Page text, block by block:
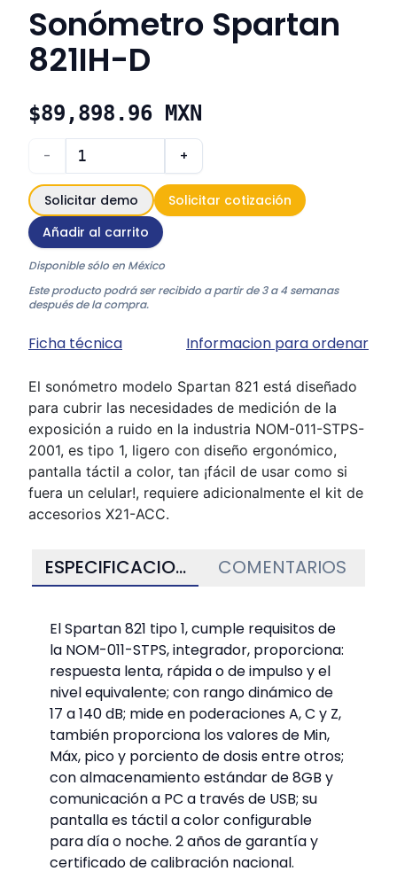
Sonómetro Spartan
821IH-D
$89,898.96 MXN
- +
Solicitar demo
Solicitar cotización
Añadir al carrito
Disponible sólo en México
Este producto podrá ser recibido a partir de 3 a 4 semanas
después de la compra.
Ficha técnica Informacion para ordenar
El sonómetro modelo Spartan 821 está diseñado
para cubrir las necesidades de medición de la
exposición a ruido en la industria NOM-011-STPS-
2001, es tipo 1, ligero con diseño ergonómico,
pantalla táctil a color, tan ¡fácil de usar como si
fuera un celular!, requiere adicionalmente el kit de
accesorios X21-ACC.
ESPECIFICACIONES COMENTARIOS
El Spartan 821 tipo 1, cumple requisitos de
la NOM-011-STPS, integrador, proporciona:
respuesta lenta, rápida o de impulso y el
nivel equivalente; con rango dinámico de
17 a 140 dB; mide en poderaciones A, C y Z,
también proporciona los valores de Min,
Máx, pico y porciento de dosis entre otros;
con almacenamiento estándar de 8GB y
comunicación a PC a través de USB; su
pantalla es táctil a color configurable
para día o noche. 2 años de garantía y
certificado de calibración nacional.